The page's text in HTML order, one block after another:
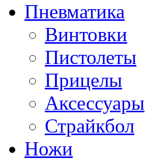
Пневматика
Винтовки
Пистолеты
Прицелы
Аксессуары
Страйкбол
Ножи